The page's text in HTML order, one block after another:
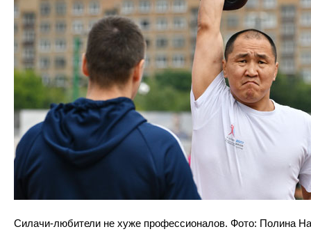
Силачи-любители не хуже профессионалов. Фото: Полина